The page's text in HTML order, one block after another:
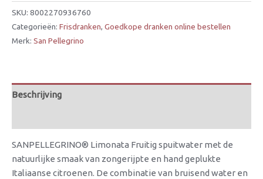
SKU: 8002270936760
Categorieën: Frisdranken, Goedkope dranken online bestellen
Merk: San Pellegrino
Beschrijving
SANPELLEGRINO® Limonata Fruitig spuitwater met de
natuurlijke smaak van zongerijpte en hand geplukte
Italiaanse citroenen. De combinatie van bruisend water en